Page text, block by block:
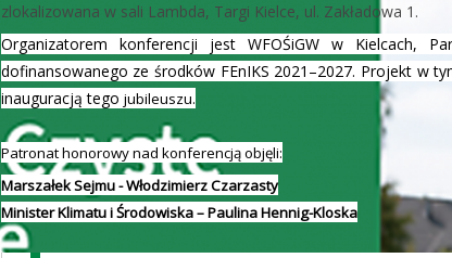
zlokalizowana w sali Lambda, Targi Kielce, ul. Zakładowa 1.
Organizatorem konferencji jest WFOŚiGW w Kielcach,
dofinansowanego ze środków FEnIKS 2021–2027. Projekt w
inauguracją tego jubileuszu.
Patronat honorowy nad konferencją objęli:
Marszałek Sejmu - Włodzimierz Czarzasty
Minister Klimatu i Środowiska – Paulina Hennig-Kloska